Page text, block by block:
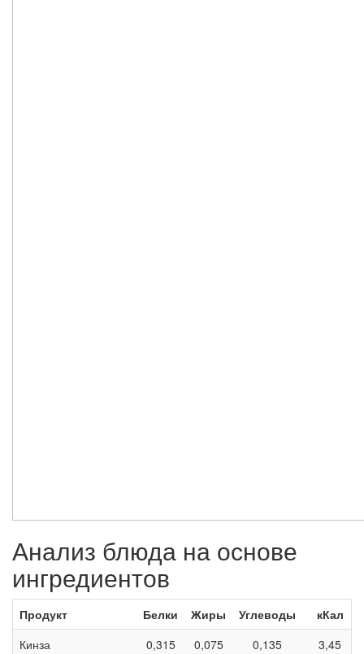
Анализ блюда на основе
ингредиентов
Продукт Белки Жиры Углеводы
кКал
Кинза
0,315 0,075 0,135
3,45